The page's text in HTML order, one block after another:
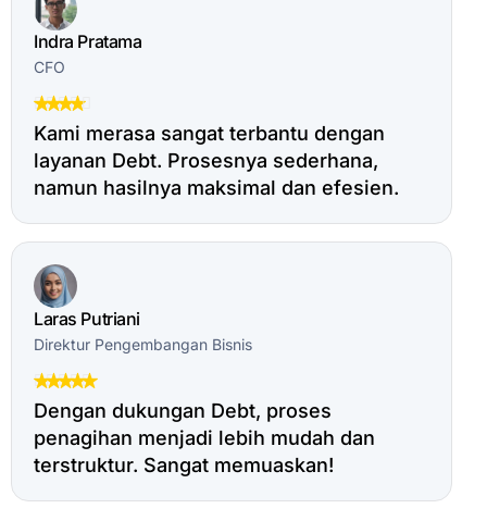
Indra Pratama
CFO
Kami merasa sangat terbantu dengan
layanan Debt. Prosesnya sederhana,
namun hasilnya maksimal dan efesien.
Laras Putriani
Direktur Pengembangan Bisnis
Dengan dukungan Debt, proses
penagihan menjadi lebih mudah dan
terstruktur. Sangat memuaskan!